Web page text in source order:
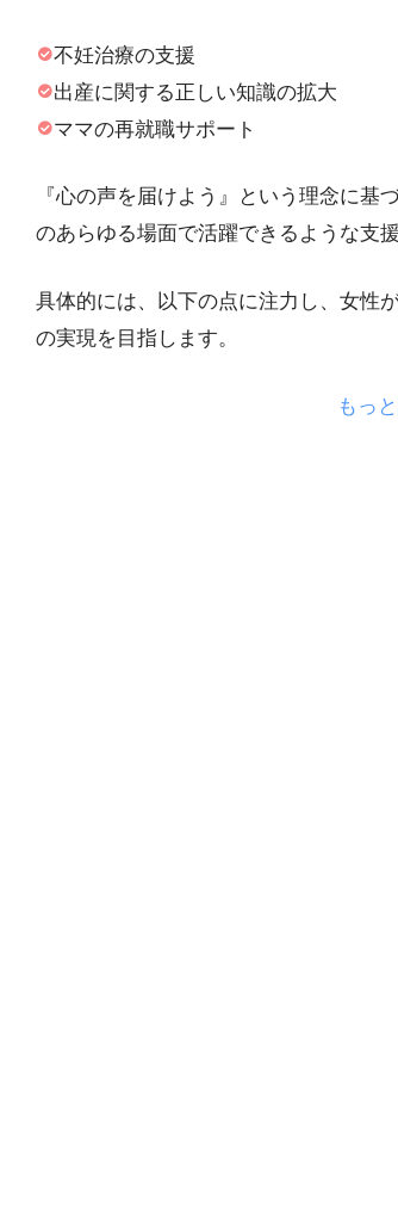
不妊治療の支援
出産に関する正しい知識の拡大
ママの再就職サポート
『心の声を届けよう』という理念に基
のあらゆる場面で活躍できるような支
具体的には、以下の点に注力し、女性
の実現を目指します。
もっ